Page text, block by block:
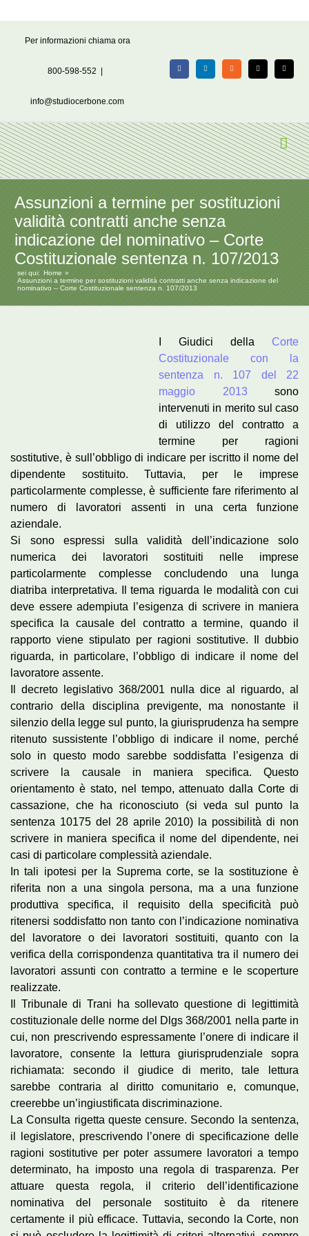
Per informazioni chiama ora
800-598-552
info@studiocerbone.com
FacebookLinkedIn Rss X Email
Assunzioni a termine per sostituzioni
validità contratti anche senza
indicazione del nominativo – Corte
Costituzionale sentenza n. 107/2013
sei qui: Home
Assunzioni a termine per sostituzioni validità contratti anche senza indicazione del
nominativo – Corte Costituzionale sentenza n. 107/2013
I Giudici della Corte
Costituzionale con la
sentenza n. 107 del 22
maggio 2013 sono
intervenuti in merito sul caso
di utilizzo del contratto a
termine per ragioni
sostitutive, è sull’obbligo di indicare per iscritto il nome del
dipendente sostituito. Tuttavia, per le imprese
particolarmente complesse, è sufficiente fare riferimento al
numero di lavoratori assenti in una certa funzione
aziendale.
Si sono espressi sulla validità dell’indicazione solo
numerica dei lavoratori sostituiti nelle imprese
particolarmente complesse concludendo una lunga
diatriba interpretativa. Il tema riguarda le modalità con cui
deve essere adempiuta l’esigenza di scrivere in maniera
specifica la causale del contratto a termine, quando il
rapporto viene stipulato per ragioni sostitutive. Il dubbio
riguarda, in particolare, l’obbligo di indicare il nome del
lavoratore assente.
Il decreto legislativo 368/2001 nulla dice al riguardo, al
contrario della disciplina previgente, ma nonostante il
silenzio della legge sul punto, la giurisprudenza ha sempre
ritenuto sussistente l’obbligo di indicare il nome, perché
solo in questo modo sarebbe soddisfatta l’esigenza di
scrivere la causale in maniera specifica. Questo
orientamento è stato, nel tempo, attenuato dalla Corte di
cassazione, che ha riconosciuto (si veda sul punto la
sentenza 10175 del 28 aprile 2010) la possibilità di non
scrivere in maniera specifica il nome del dipendente, nei
casi di particolare complessità aziendale.
In tali ipotesi per la Suprema corte, se la sostituzione è
riferita non a una singola persona, ma a una funzione
produttiva specifica, il requisito della specificità può
ritenersi soddisfatto non tanto con l’indicazione nominativa
del lavoratore o dei lavoratori sostituiti, quanto con la
verifica della corrispondenza quantitativa tra il numero dei
lavoratori assunti con contratto a termine e le scoperture
realizzate.
Il Tribunale di Trani ha sollevato questione di legittimità
costituzionale delle norme del Dlgs 368/2001 nella parte in
cui, non prescrivendo espressamente l’onere di indicare il
lavoratore, consente la lettura giurisprudenziale sopra
richiamata: secondo il giudice di merito, tale lettura
sarebbe contraria al diritto comunitario e, comunque,
creerebbe un’ingiustificata discriminazione.
La Consulta rigetta queste censure. Secondo la sentenza,
il legislatore, prescrivendo l’onere di specificazione delle
ragioni sostitutive per poter assumere lavoratori a tempo
determinato, ha imposto una regola di trasparenza. Per
attuare questa regola, il criterio dell’identificazione
nominativa del personale sostituito è da ritenere
certamente il più efficace. Tuttavia, secondo la Corte, non